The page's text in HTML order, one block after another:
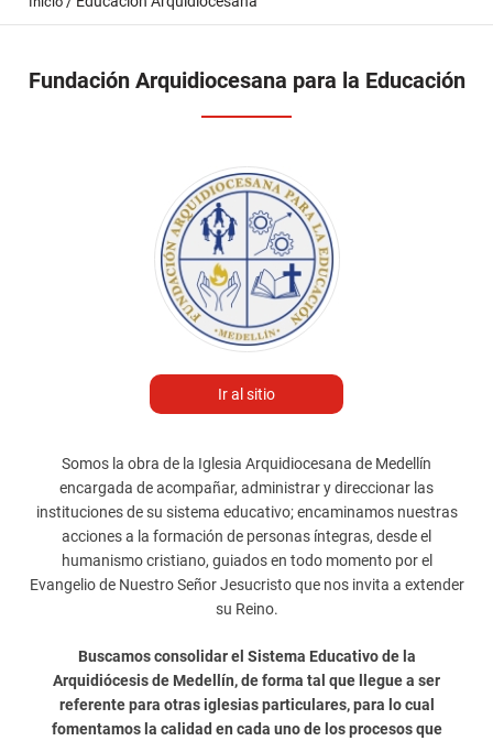
Fundación Arquidiocesana para la Educación
Ir al sitio
Somos la obra de la Iglesia Arquidiocesana de Medellín
encargada de acompañar, administrar y direccionar las
instituciones de su sistema educativo; encaminamos nuestras
acciones a la formación de personas íntegras, desde el
humanismo cristiano, guiados en todo momento por el
Evangelio de Nuestro Señor Jesucristo que nos invita a extender
su Reino.
Buscamos consolidar el Sistema Educativo de la
Arquidiócesis de Medellín, de forma tal que llegue a ser
referente para otras iglesias particulares, para lo cual
fomentamos la calidad en cada uno de los procesos que